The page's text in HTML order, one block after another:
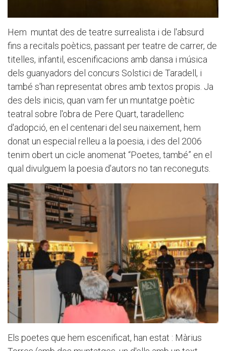
Hem muntat des de teatre surrealista i de l'absurd
fins a recitals poètics, passant per teatre de carrer, de
titelles, infantil, escenificacions amb dansa i música
dels guanyadors del concurs Solstici de Taradell, i
també s'han representat obres amb textos propis. Ja
des dels inicis, quan vam fer un muntatge poètic
teatral sobre l'obra de Pere Quart, taradellenc
d'adopció, en el centenari del seu naixement, hem
donat un especial relleu a la poesia, i des del 2006
tenim obert un cicle anomenat “Poetes, també” en el
qual divulguem la poesia d'autors no tan reconeguts.
Els poetes que hem escenificat, han estat : Màrius